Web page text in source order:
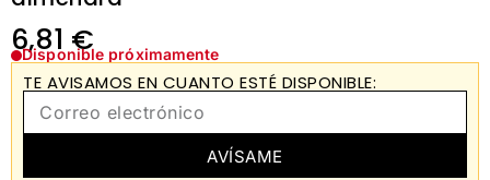
6,81 €
Disponible próximamente
TE AVISAMOS EN CUANTO ESTÉ DISPONIBLE:
AVÍSAME